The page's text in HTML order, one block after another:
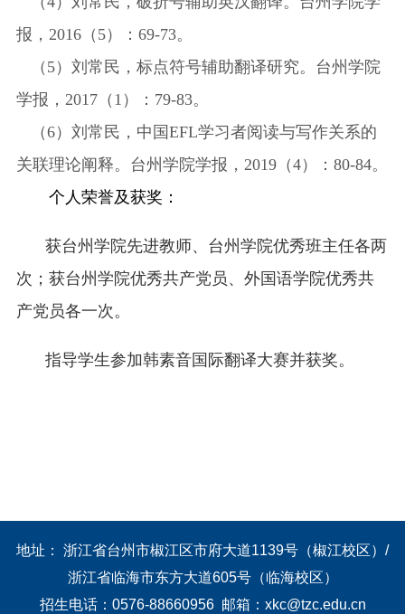
报，2016（5）：69-73。
（ 5）刘常民，标点符号辅助翻译研究。台州学院
学报，2017（1）：79-83。
（6）刘常民，中国EFL学习者阅读与写作关系的
关联理论阐释。台州学院学报，2019（4）：80-84。
个人荣誉及获奖：
获台州学院先进教师、台州学院优秀班主任各两
次；获台州学院优秀共产党员、外国语学院优秀共
产党员各一次。
指导学生参加韩素音国际翻译大赛并获奖。
地址： 浙江省台州市椒江区市府大道1139号（椒江校区）/
浙江省临海市东方大道605号（临海校区）
招生电话：0576-88660956 邮箱：xkc@tzc.edu.cn